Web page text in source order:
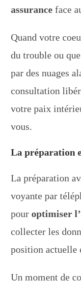
assurance face
Quand votre
du trouble ou
par des nuages
consultation
votre paix
vous.
La préparation
La préparation
voyante par
pouroptimiser
collecter les
position actuelle
Un moment de